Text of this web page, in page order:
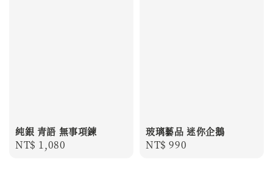
純銀 青語 無事項鍊
Regular
NT$ 1,080
玻璃藝品 迷你企鵝
Regular
NT$ 990